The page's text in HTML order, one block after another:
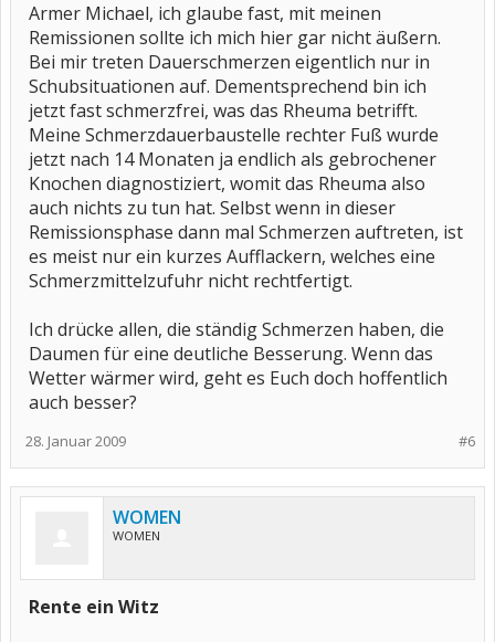
Armer Michael, ich glaube fast, mit meinen
Remissionen sollte ich mich hier gar nicht äußern.
Bei mir treten Dauerschmerzen eigentlich nur in
Schubsituationen auf. Dementsprechend bin ich
jetzt fast schmerzfrei, was das Rheuma betrifft.
Meine Schmerzdauerbaustelle rechter Fuß wurde
jetzt nach 14 Monaten ja endlich als gebrochener
Knochen diagnostiziert, womit das Rheuma also
auch nichts zu tun hat. Selbst wenn in dieser
Remissionsphase dann mal Schmerzen auftreten, ist
es meist nur ein kurzes Aufflackern, welches eine
Schmerzmittelzufuhr nicht rechtfertigt.
Ich drücke allen, die ständig Schmerzen haben, die
Daumen für eine deutliche Besserung. Wenn das
Wetter wärmer wird, geht es Euch doch hoffentlich
auch besser?
#6
28. Januar 2009
WOMEN
WOMEN
Rente ein Witz